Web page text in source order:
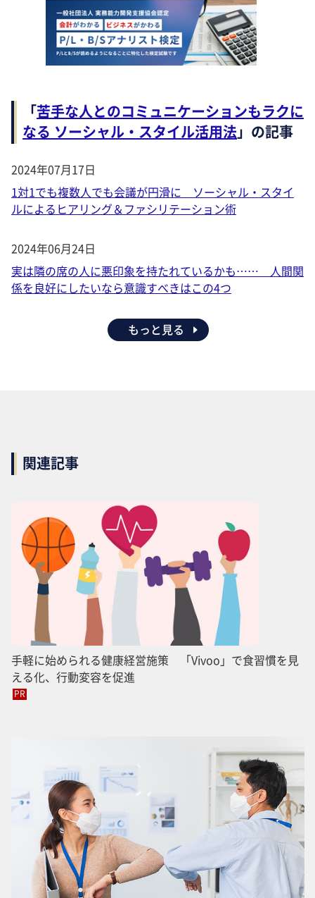
「苦手な人とのコミュニケーションもラクに
なる ソーシャル・スタイル活用法」の記事
2024年07月17日
1対1でも複数人でも会議が円滑に ソーシャル・スタイ
ルによるヒアリング＆ファシリテーション術
2024年06月24日
実は隣の席の人に悪印象を持たれているかも…… 人間関
係を良好にしたいなら意識すべきはこの4つ
もっと見る
関連記事
手軽に始められる健康経営施策 「Vivoo」で食習慣を見
える化、行動変容を促進
PR